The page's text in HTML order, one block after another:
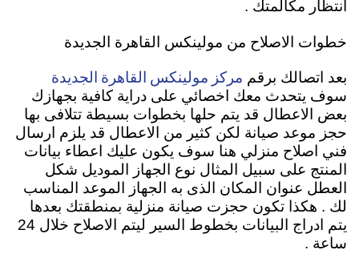
انتظار مكالمتك .
خطوات الاصلاح من مولينكس القاهرة الجديدة
بعد اتصالك برقم مركز مولينكس القاهرة الجديدة
سوف يتحدث معك اخصائي على دراية كافية بجهازك
بعض الاعطال قد يتم حلها بخطوات بسيطة تتلافى بها
حجز موعد صيانة لكن كثير من الاعطال قد يلزم ارسال
فني اصلاح منزلي هنا سوف يكون عليك اعطاء بيانات
المنتج على سبيل المثال نوع الجهاز الموديل شكل
العطل عنوان المكان الذى به الجهاز الموعد المناسب
لك . هكذا تكون حجزت صيانة منزلية بمنطقتك بعدها
يتم ادراج البيانات بخطوط السير ليتم الاصلاح خلال 24
ساعة .